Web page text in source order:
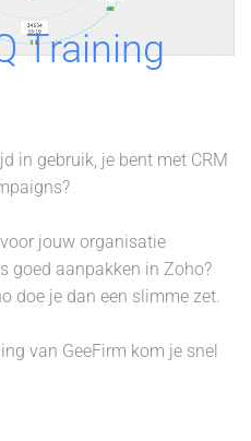
Training
in gebruik, je bent met CRM
jouw organisatie
goed aanpakken in Zoho?
doe je dan een slimme zet.
van GeeFirm kom je snel